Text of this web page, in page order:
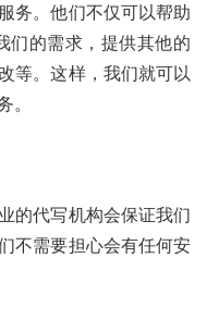
务。他们不仅可以帮助
们的需求，提供其他的
等。这样，我们就可以
。
的代写机构会保证我们
不需要担心会有任何安